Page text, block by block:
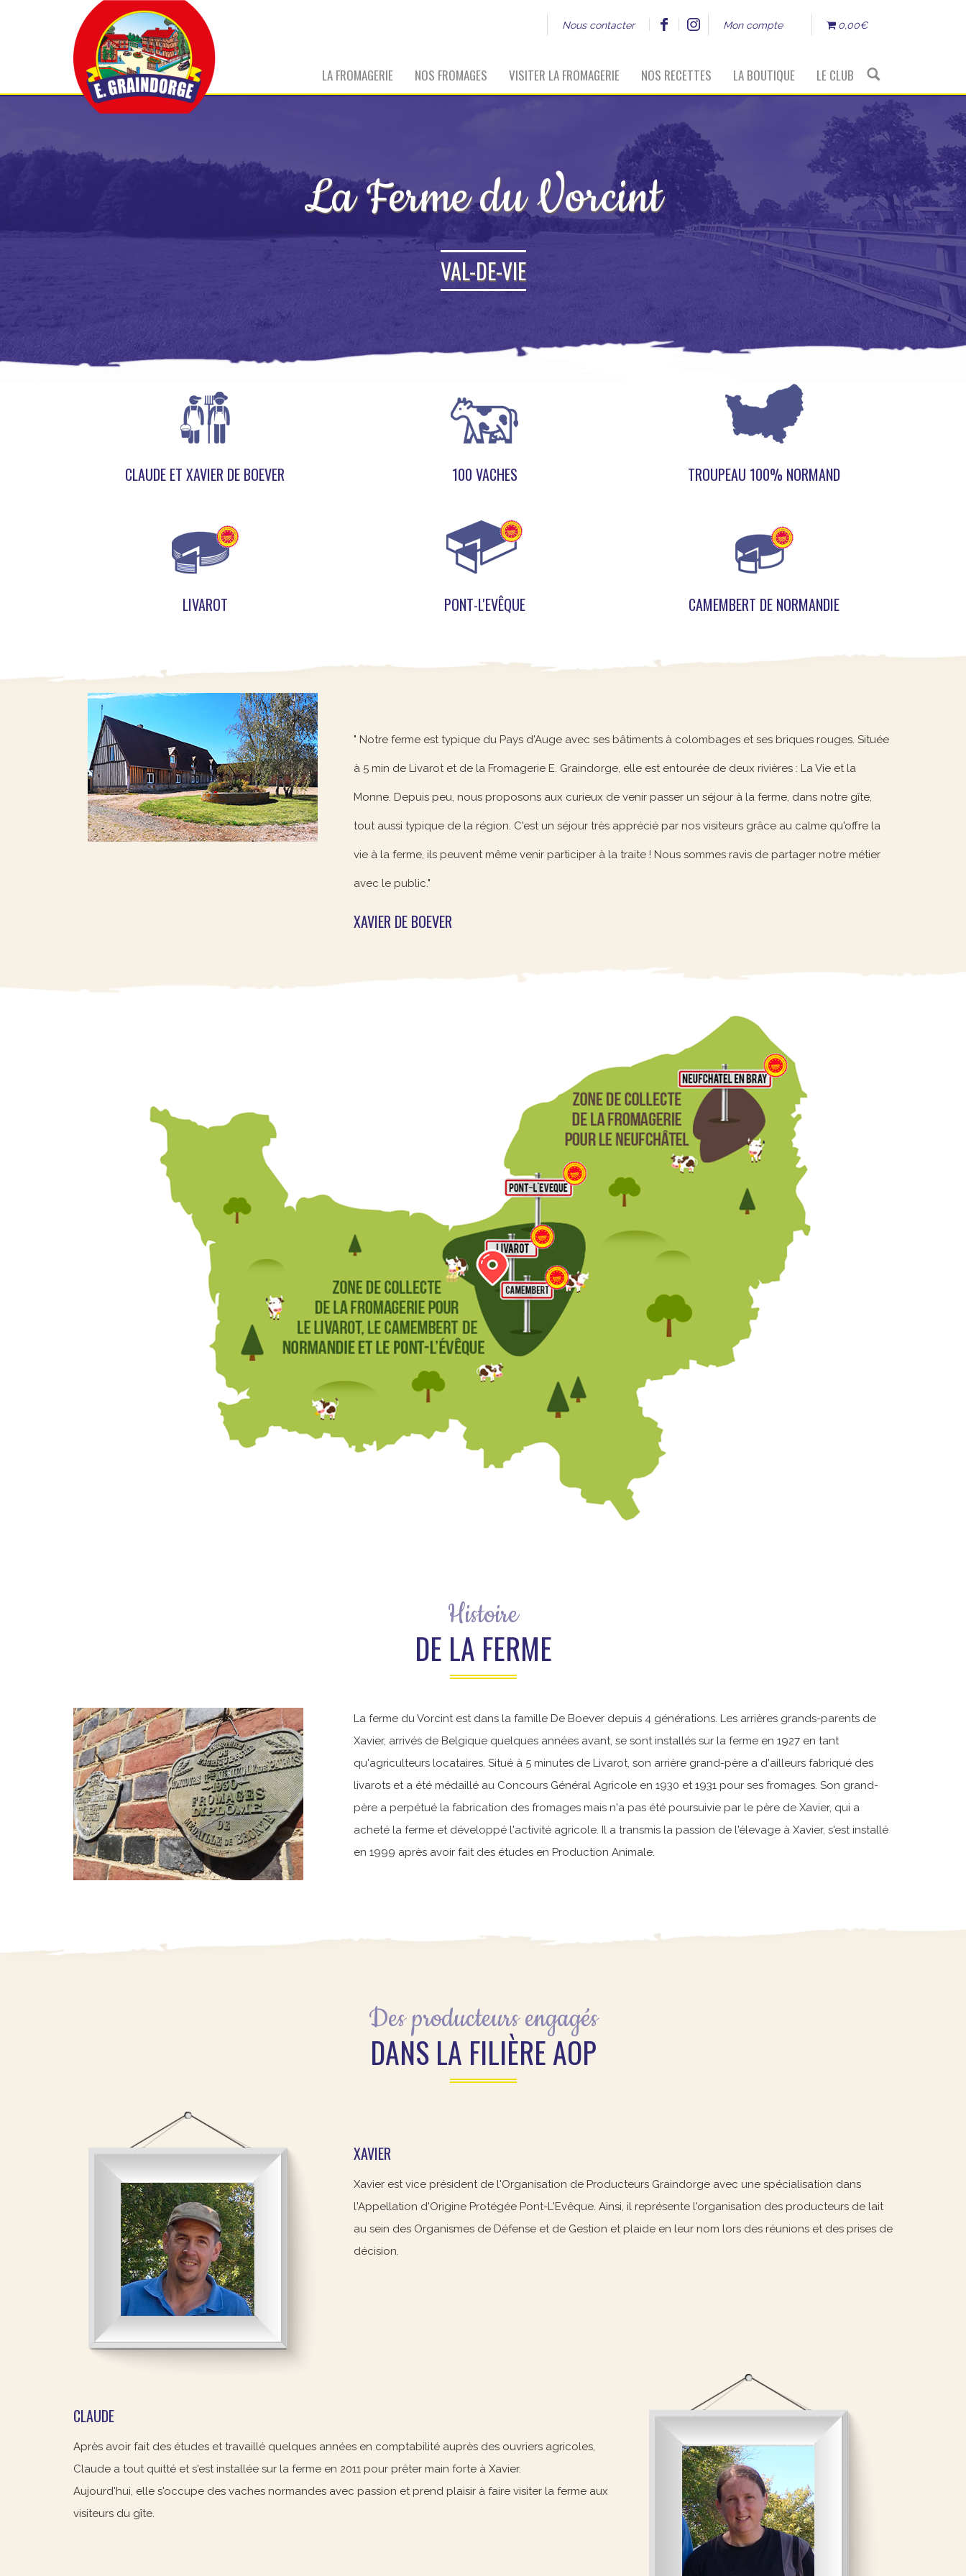
Nous contacter Mon compte 0,00€
LA FROMAGERIE NOS FROMAGES VISITER LA FROMAGERIE NOS RECETTES LA BOUTIQUE LE CLUB
La Ferme du Vorcint
VAL-DE-VIE
CLAUDE ET XAVIER DE BOEVER 100 VACHES TROUPEAU 100% NORMAND
LIVAROT PONT-L'EVÊQUE CAMEMBERT DE NORMANDIE
" Notre ferme est typique du Pays d'Auge avec ses bâtiments à colombages et ses briques rouges. Située
à 5 min de Livarot et de la Fromagerie E. Graindorge, elle est entourée de deux rivières : La Vie et la
Monne. Depuis peu, nous proposons aux curieux de venir passer un séjour à la ferme, dans notre gîte,
tout aussi typique de la région. C'est un séjour très apprécié par nos visiteurs grâce au calme qu'offre la
vie à la ferme, ils peuvent même venir participer à la traite ! Nous sommes ravis de partager notre métier
avec le public."
XAVIER DE BOEVER
Histoire
DE LA FERME
La ferme du Vorcint est dans la famille De Boever depuis 4 générations. Les arrières grands-parents de
Xavier, arrivés de Belgique quelques années avant, se sont installés sur la ferme en 1927 en tant
qu'agriculteurs locataires. Situé à 5 minutes de Livarot, son arrière grand-père a d'ailleurs fabriqué des
livarots et a été médaillé au Concours Général Agricole en 1930 et 1931 pour ses fromages. Son grand-
père a perpétué la fabrication des fromages mais n'a pas été poursuivie par le père de Xavier, qui a
acheté la ferme et développé l'activité agricole. Il a transmis la passion de l'élevage à Xavier, s'est installé
en 1999 après avoir fait des études en Production Animale.
Des producteurs engagés
DANS LA FILIÈRE AOP
XAVIER
Xavier est vice président de l'Organisation de Producteurs Graindorge avec une spécialisation dans
l'Appellation d'Origine Protégée Pont-L'Evêque. Ainsi, il représente l'organisation des producteurs de lait
au sein des Organismes de Défense et de Gestion et plaide en leur nom lors des réunions et des prises de
décision.
CLAUDE
Après avoir fait des études et travaillé quelques années en comptabilité auprès des ouvriers agricoles,
Claude a tout quitté et s'est installée sur la ferme en 2011 pour prêter main forte à Xavier.
Aujourd'hui, elle s'occupe des vaches normandes avec passion et prend plaisir à faire visiter la ferme aux
visiteurs du gîte.